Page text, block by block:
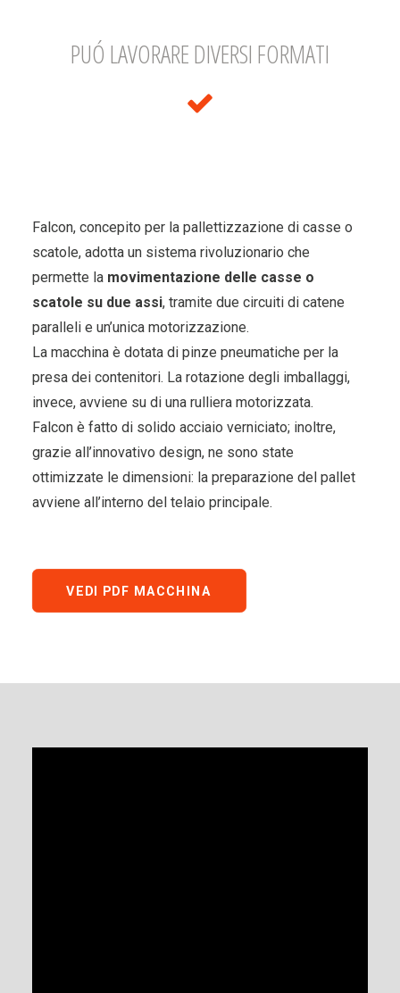
PUÓ LAVORARE DIVERSI FORMATI
Falcon, concepito per la pallettizzazione di casse o
scatole, adotta un sistema rivoluzionario che
permette la movimentazione delle casse o
scatole su due assi, tramite due circuiti di catene
paralleli e un’unica motorizzazione.
La macchina è dotata di pinze pneumatiche per la
presa dei contenitori. La rotazione degli imballaggi,
invece, avviene su di una rulliera motorizzata.
Falcon è fatto di solido acciaio verniciato; inoltre,
grazie all’innovativo design, ne sono state
ottimizzate le dimensioni: la preparazione del pallet
avviene all’interno del telaio principale.
VEDI PDF MACCHINA